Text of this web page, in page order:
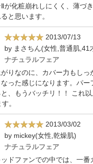
が化粧崩れしにくく、薄づ
と思います。
2013/07/13
by まさちん(女性,普通肌,41
ナチュラルフェア
りなのに、カバー力もしっ
った感じになります。パー
、もうバッチリ！！ これ
。
2013/03/02
by mickey(女性,乾燥肌)
ナチュラルフェア
ドファンでの中では、一